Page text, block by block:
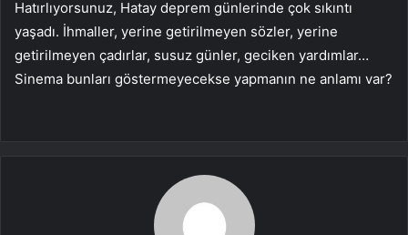
Hatırlıyorsunuz, Hatay deprem günlerinde çok sıkıntı
yaşadı. İhmaller, yerine getirilmeyen sözler, yerine
getirilmeyen çadırlar, susuz günler, geciken yardımlar…
Sinema bunları göstermeyecekse yapmanın ne anlamı var?